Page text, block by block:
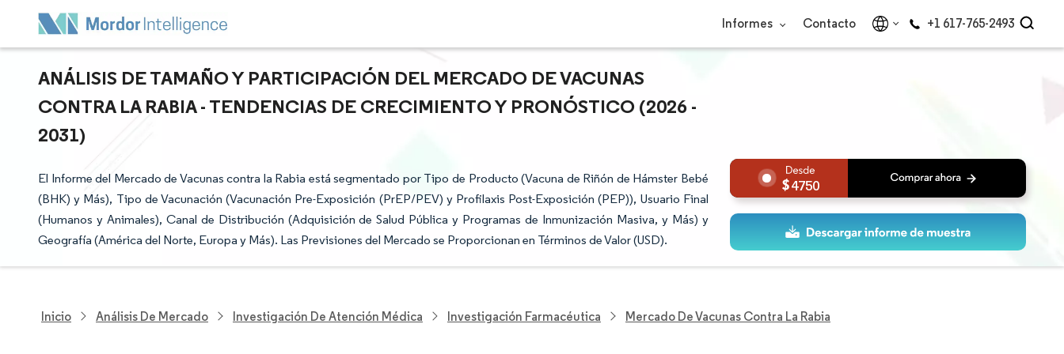
Informes Contacto +1 617-765-2493
ANÁLISIS DE TAMAÑO Y PARTICIPACIÓN DEL MERCADO DE VACUNAS
CONTRA LA RABIA - TENDENCIAS DE CRECIMIENTO Y PRONÓSTICO (2026 -
2031)
El Informe del Mercado de Vacunas contra la Rabia está segmentado por Tipo de Producto (Vacuna de Riñón de Hámster Bebé
(BHK) y Más), Tipo de Vacunación (Vacunación Pre-Exposición (PrEP/PEV) y Profilaxis Post-Exposición (PEP)), Usuario Final
(Humanos y Animales), Canal de Distribución (Adquisición de Salud Pública y Programas de Inmunización Masiva, y Más) y
Geografía (América del Norte, Europa y Más). Las Previsiones del Mercado se Proporcionan en Términos de Valor (USD).
4750
Inicio Análisis De Mercado Investigación De Atención Médica Investigación Farmacéutica Mercado De Vacunas Contra La Rabia